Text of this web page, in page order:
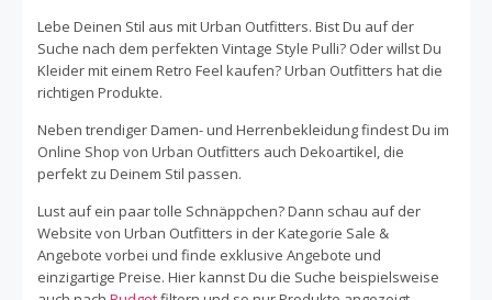
Lebe Deinen Stil aus mit Urban Outfitters. Bist Du auf der
Suche nach dem perfekten Vintage Style Pulli? Oder willst Du
Kleider mit einem Retro Feel kaufen? Urban Outfitters hat die
richtigen Produkte.
Neben trendiger Damen- und Herrenbekleidung findest Du im
Online Shop von Urban Outfitters auch Dekoartikel, die
perfekt zu Deinem Stil passen.
Lust auf ein paar tolle Schnäppchen? Dann schau auf der
Website von Urban Outfitters in der Kategorie Sale &
Angebote vorbei und finde exklusive Angebote und
einzigartige Preise. Hier kannst Du die Suche beispielsweise